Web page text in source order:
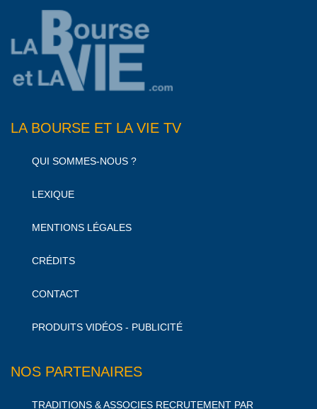
LA BOURSE ET LA VIE TV
QUI SOMMES-NOUS ?
LEXIQUE
MENTIONS LÉGALES
CRÉDITS
CONTACT
PRODUITS VIDÉOS - PUBLICITÉ
NOS PARTENAIRES
TRADITIONS & ASSOCIES RECRUTEMENT PAR